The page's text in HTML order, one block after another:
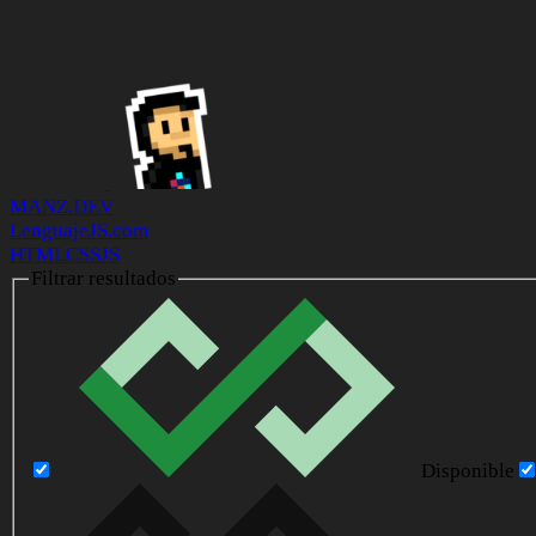
MANZ.DEV
LenguajeJS.com
HTMLCSSJS
Filtrar resultados
Disponible